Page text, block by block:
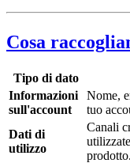
Cosa
Tipo di dato
Informazioni
sull'account
Nome,
tuo
Dati di
utilizzo
Canali
prodotto.